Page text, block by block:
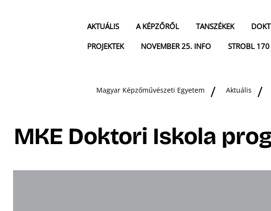
AKTUÁLIS A KÉPZŐRŐL TANSZÉKEK
PROJEKTEK
NOVEMBER 25. INFO STROBL 170
Magyar Képzőművészeti Egyetem Aktuális
MKE Doktori Iskola